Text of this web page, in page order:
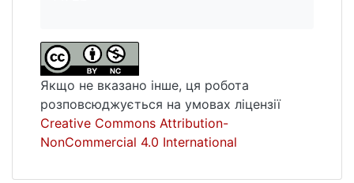
Якщо не вказано інше, ця робота
розповсюджується на умовах ліцензії
Creative Commons Attribution-
NonCommercial 4.0 International